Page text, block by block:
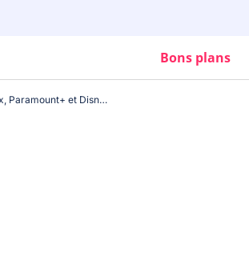
Bons plans
Cette Box Internet inclut Netflix, Paramount+ et Disney+ pour moins de 5€/mois (mais peu de gens le savent).